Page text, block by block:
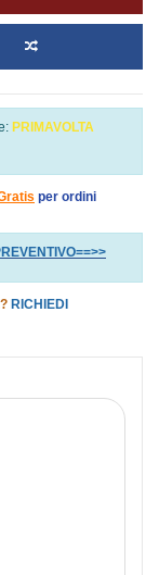
PRIMAVOLTA
per ordini
RICHIEDI